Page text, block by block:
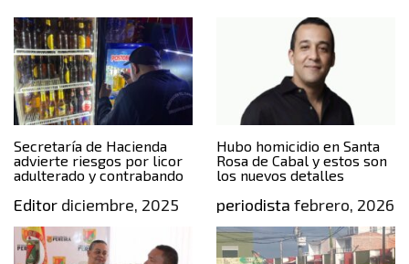
Secretaría de Hacienda
advierte riesgos por licor
adulterado y contrabando
Editor diciembre, 2025
Hubo homicidio en Santa
Rosa de Cabal y estos son
los nuevos detalles
periodista febrero, 2026